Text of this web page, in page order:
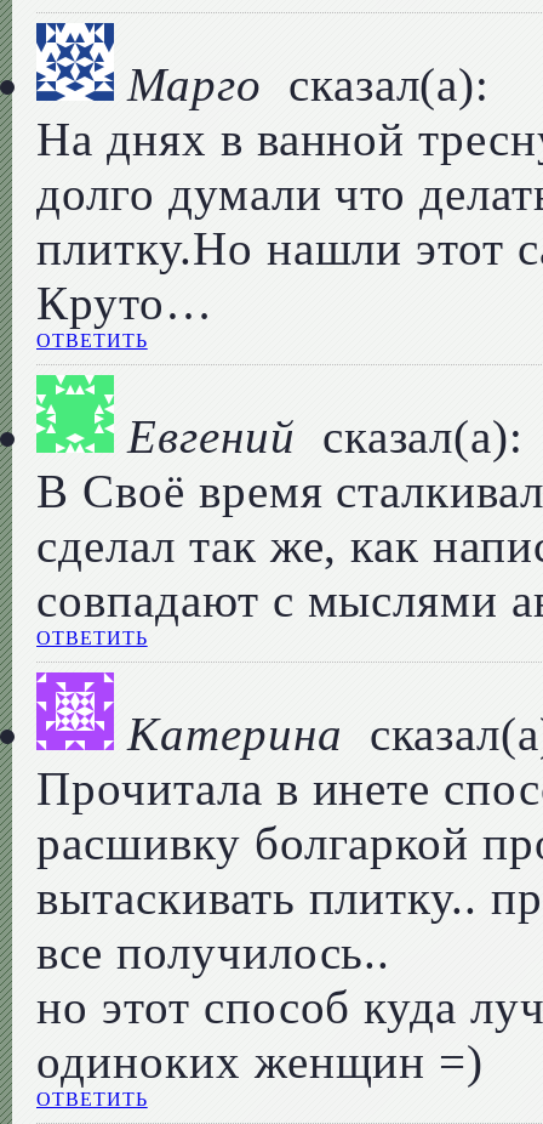
Марго сказал(а):
На днях в ванной
долго думали что
плитку.Но нашли этот
Круто…
ОТВЕТИТЬ
Евгений сказал(а):
В Своё время
сделал так же, как
совпадают с мыслями
ОТВЕТИТЬ
Катерина
Прочитала в инете
расшивку болгаркой
вытаскивать плитку..
все получилось..
но этот способ куда
одиноких женщин =)
ОТВЕТИТЬ